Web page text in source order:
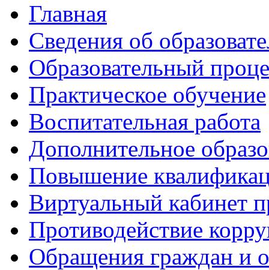
Главная
Сведения об
Образовательный
Практическое обучение
Воспитательная работа
Дополнительное
Повышение
Виртуальный кабинет
Противодействие
Обращения граждан и